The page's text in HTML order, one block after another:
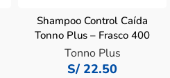
Shampoo Control Caída
Tonno Plus – Frasco 400
ML
Tonno Plus
S/ 22.50